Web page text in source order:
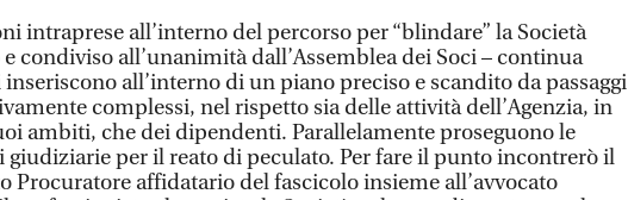
intraprese all’interno del percorso per “blindare” la Società
e condiviso all’unanimità dall’Assemblea dei Soci – continua
inseriscono all’interno di un piano preciso e scandito da passaggi
complessi, nel rispetto sia delle attività dell’Agenzia, in
ambiti, che dei dipendenti. Parallelamente proseguono le
giudiziarie per il reato di peculato. Per fare il punto incontrerò il
Procuratore affidatario del fascicolo insieme all’avvocato